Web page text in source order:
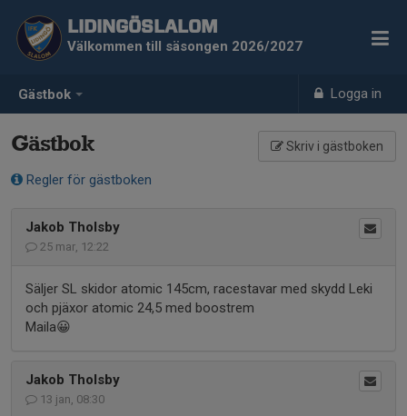
Gästbok Logga in
LIDINGÖSLALOM
Välkommen till säsongen 2026/2027
Gästbok Skriv i gästboken
Regler för gästboken
Jakob Tholsby
25 mar, 12:22
Säljer SL skidor atomic 145cm, racestavar med skydd Leki
och pjäxor atomic 24,5 med boostrem
Maila😀
Jakob Tholsby
13 jan, 08:30